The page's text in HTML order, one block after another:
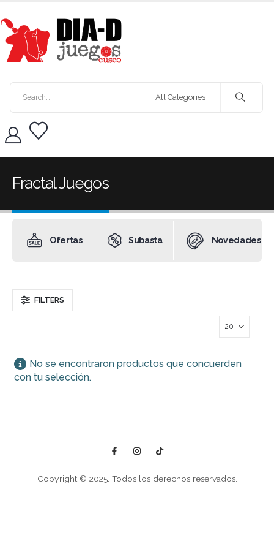
Fractal Juegos
Ofertas Subasta Novedades
FILTERS
No se encontraron productos que concuerden
con tu selección.
Copyright © 2025. Todos los derechos reservados.